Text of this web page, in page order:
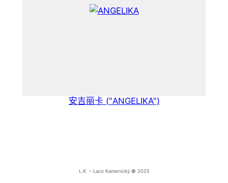
安吉丽卡 ("ANGELIKA")
L.K. – Laco Kamenický © 2025